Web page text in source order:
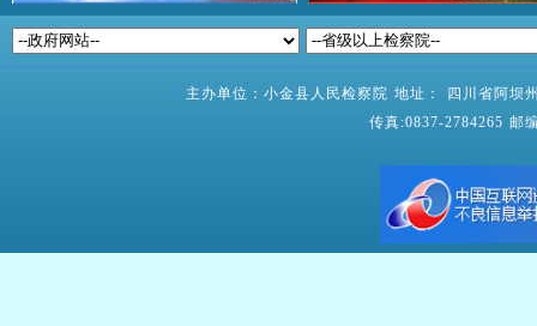
主办单位：小金县人民检察院 地址： 四川省阿坝
传真:0837-2784265 邮